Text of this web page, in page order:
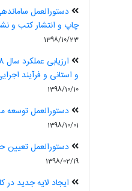
دستورالعمل
چاپ و انتشار کتب و
1398/10/23
و استانی و فرآیند
1398/10/10
دستورالعمل توسعه
1398/10/01
دستورالعمل تعیین
1398/02/19
ایجاد لایه جدید در